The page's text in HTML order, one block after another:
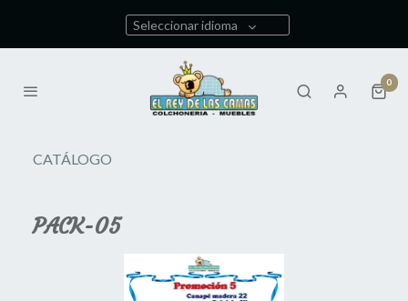
Seleccionar idioma
0
CATÁLOGO
PACK-05